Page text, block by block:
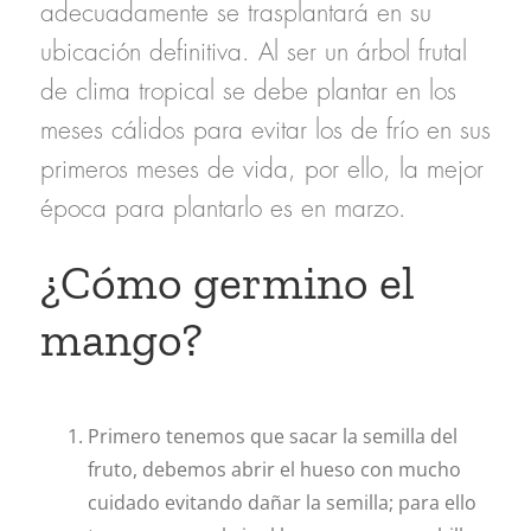
adecuadamente se trasplantará en su
ubicación definitiva. Al ser un árbol frutal
de clima tropical se debe plantar en los
meses cálidos para evitar los de frío en sus
primeros meses de vida, por ello, la mejor
época para plantarlo es en marzo.
¿Cómo germino el
mango?
Primero tenemos que sacar la semilla del
fruto, debemos abrir el hueso con mucho
cuidado evitando dañar la semilla; para ello